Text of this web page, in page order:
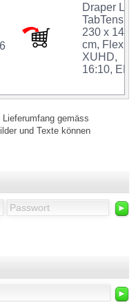
►
►
Draper
230 x
cm,
XUHD,
16:10, ER
gemäss
und Texte können